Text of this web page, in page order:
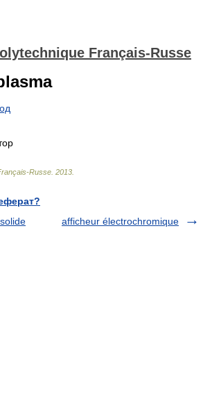
Français-Russe
Russe 2013
afficheur électrochromique